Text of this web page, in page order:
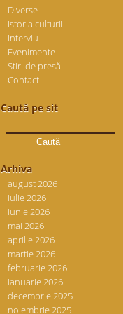
Diverse
Istoria culturii
Interviu
Evenimente
Știri de presă
Contact
Caută pe sit
după:
Arhiva
august 2026
iulie 2026
iunie 2026
mai 2026
aprilie 2026
martie 2026
februarie 2026
ianuarie 2026
decembrie 2025
noiembrie 2025